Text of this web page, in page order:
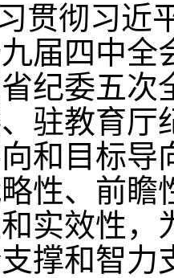
贯彻习近
届四中全
纪委五次
驻教育厅
和目标导
性、前瞻
实效性，
撑和智力